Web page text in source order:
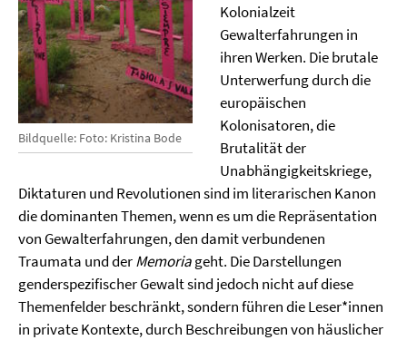
Bildquelle: Foto: Kristina Bode
Kolonialzeit
Gewalterfahrungen in
ihren Werken. Die brutale
Unterwerfung durch die
europäischen
Kolonisatoren, die
Brutalität der
Unabhängigkeitskriege,
Diktaturen und Revolutionen sind im literarischen Kanon
die dominanten Themen, wenn es um die Repräsentation
von Gewalterfahrungen, den damit verbundenen
Traumata und derMemoriageht. Die Darstellungen
genderspezifischer Gewalt sind jedoch nicht auf diese
Themenfelder beschränkt, sondern führen die Leser*innen
in private Kontexte, durch Beschreibungen von häuslicher